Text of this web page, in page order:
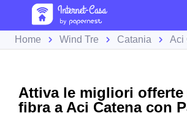
Home Wind Tre Catania Aci